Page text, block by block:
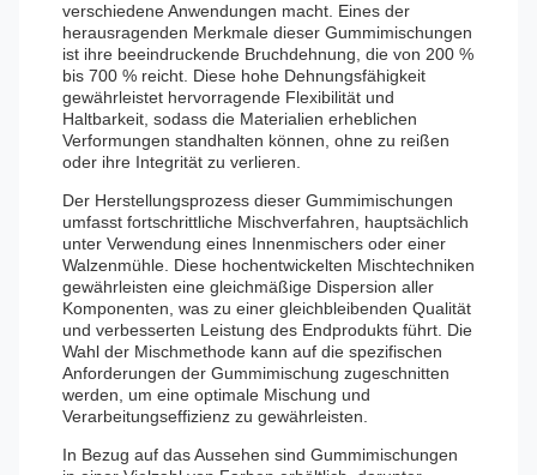
verschiedene Anwendungen macht. Eines der
herausragenden Merkmale dieser Gummimischungen
ist ihre beeindruckende Bruchdehnung, die von 200 %
bis 700 % reicht. Diese hohe Dehnungsfähigkeit
gewährleistet hervorragende Flexibilität und
Haltbarkeit, sodass die Materialien erheblichen
Verformungen standhalten können, ohne zu reißen
oder ihre Integrität zu verlieren.
Der Herstellungsprozess dieser Gummimischungen
umfasst fortschrittliche Mischverfahren, hauptsächlich
unter Verwendung eines Innenmischers oder einer
Walzenmühle. Diese hochentwickelten Mischtechniken
gewährleisten eine gleichmäßige Dispersion aller
Komponenten, was zu einer gleichbleibenden Qualität
und verbesserten Leistung des Endprodukts führt. Die
Wahl der Mischmethode kann auf die spezifischen
Anforderungen der Gummimischung zugeschnitten
werden, um eine optimale Mischung und
Verarbeitungseffizienz zu gewährleisten.
In Bezug auf das Aussehen sind Gummimischungen